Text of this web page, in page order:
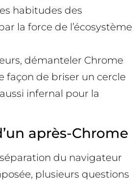
habitudes des
la force de l’écosystème
démanteler Chrome
façon de briser un cercle
infernal pour la
après-Chrome
du navigateur
plusieurs questions